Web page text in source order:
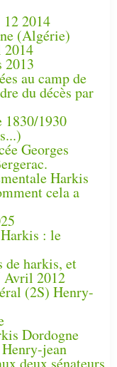
2014
(Algérie)
2014
2013
au camp de
du décès par
1830/1930
Georges
Harkis
cela a
: le
de harkis, et
Avril 2012
(2S) Henry-
Dordogne
jean
deux sénateurs